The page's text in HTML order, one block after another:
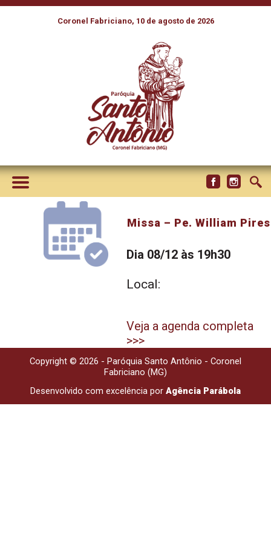
Coronel Fabriciano, 10 de agosto de 2026
Missa – Pe. William Pires
Dia 08/12 às 19h30
Local:
Veja a agenda completa
>>>
Copyright © 2026 - Paróquia Santo Antônio - Coronel
Fabriciano (MG)
Desenvolvido com excelência por Agência Parábola